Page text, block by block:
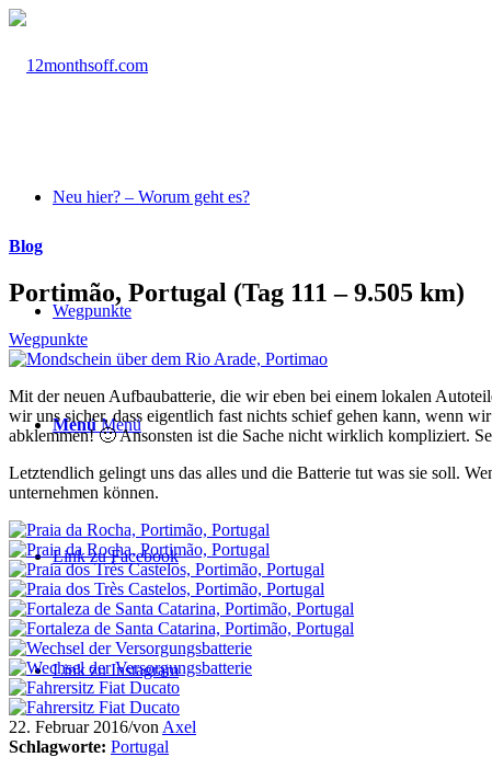
Neu hier? – Worum geht es?
Wegpunkte
Menü Menü
Link zu Facebook
Link zu Instagram
Blog
Portimão, Portugal (Tag 111 – 9.505 km)
Wegpunkte
Mit der neuen Aufbaubatterie, die wir eben bei einem lokalen
wir uns sicher, dass eigentlich fast nichts schief gehen kann, wenn
abklemmen! 🙂 Ansonsten ist die Sache nicht wirklich kompliziert.
Letztendlich gelingt uns das alles und die Batterie tut was sie soll.
unternehmen können.
22. Februar 2016/von Axel
Schlagworte: Portugal